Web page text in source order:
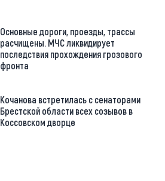
Основные дороги, проезды, трассы
расчищены. МЧС ликвидирует
последствия прохождения грозового
фронта
Кочанова встретилась с сенаторами
Брестской области всех созывов в
Коссовском дворце